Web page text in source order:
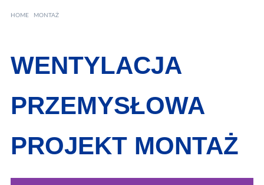
HOME MONTAŻ
WENTYLACJA
PRZEMYSŁOWA
PROJEKT MONTAŻ